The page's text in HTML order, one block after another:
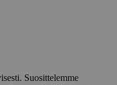
Suosittelemme